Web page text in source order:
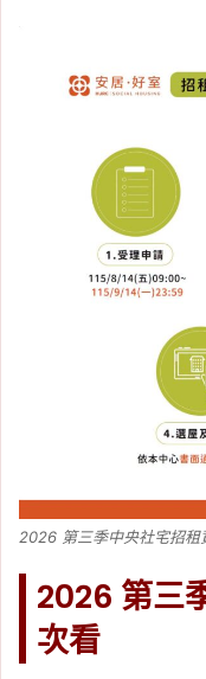
2026 第三季中央社宅招租
2026 第三
次看